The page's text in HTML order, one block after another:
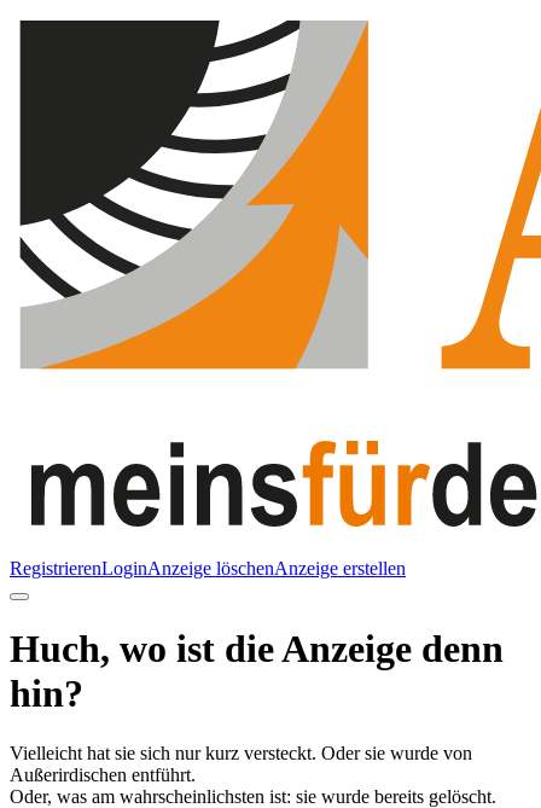
RegistrierenLoginAnzeige löschenAnzeige erstellen
Huch, wo ist die Anzeige denn
hin?
Vielleicht hat sie sich nur kurz versteckt. Oder sie wurde von
Außerirdischen entführt.
Oder, was am wahrscheinlichsten ist: sie wurde bereits gelöscht.